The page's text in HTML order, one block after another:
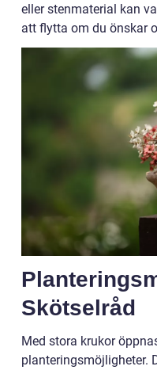
eller stenmaterial kan
att flytta om du önskar
Skötselråd
Med stora krukor
planteringsmöjligheter.